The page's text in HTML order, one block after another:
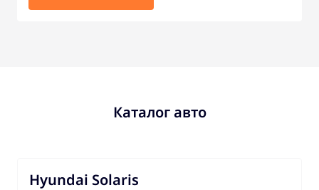
Каталог авто
Hyundai Solaris